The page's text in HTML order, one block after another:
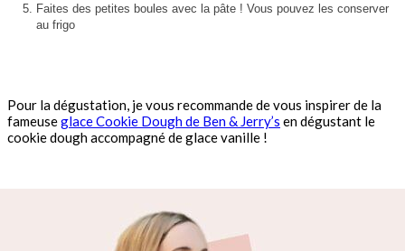
Faites des petites boules avec la pâte ! Vous pouvez les conserver
au frigo
Pour la dégustation, je vous recommande de vous inspirer de la
fameuseglace Cookie Dough de Ben & Jerry’s en dégustant le
cookie dough accompagné de glace vanille !